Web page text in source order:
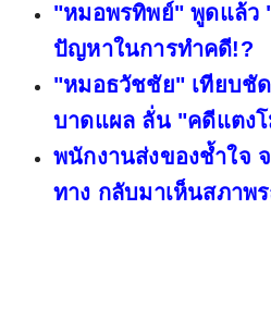
"หมอพรทิพย์" พูดแล้ว
ปัญหาในการทำคดี!?
"หมอธวัชชัย" เทียบชั
บาดแผล ลั่น "คดีแตง
พนักงานส่งของช้ำใจ
ทาง กลับมาเห็นสภาพ